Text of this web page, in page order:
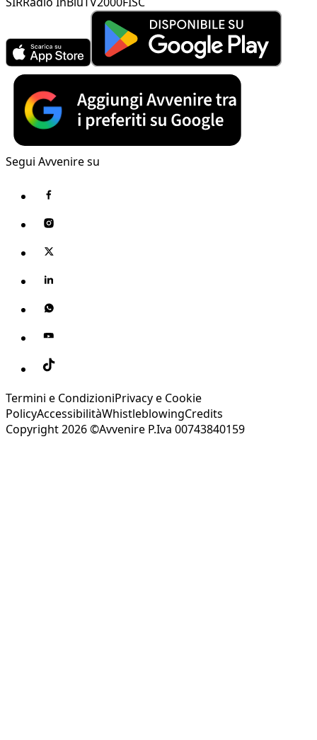
Segui Avvenire su
Termini e CondizioniPrivacy e Cookie
PolicyAccessibilitàWhistleblowingCredits
Copyright 2026 ©Avvenire P.Iva 00743840159